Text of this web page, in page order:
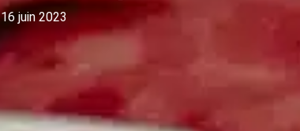
16 juin 2023